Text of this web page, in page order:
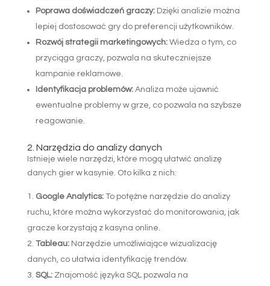
Poprawa doświadczeń graczy:Dzięki analizie można
lepiej dostosować gry do preferencji użytkowników.
Rozwój strategii marketingowych:Wiedza o tym, co
przyciąga graczy, pozwala na skuteczniejsze
kampanie reklamowe.
Identyfikacja problemów:Analiza może ujawnić
ewentualne problemy w grze, co pozwala na szybsze
reagowanie.
2. Narzędzia do analizy danych
Istnieje wiele narzędzi, które mogą ułatwić analizę
danych gier w kasynie. Oto kilka z nich:
Google Analytics:To potężne narzędzie do analizy
ruchu, które można wykorzystać do monitorowania, jak
gracze korzystają z kasyna online.
Tableau:Narzędzie umożliwiające wizualizację
danych, co ułatwia identyfikację trendów.
SQL:Znajomość języka SQL pozwala na